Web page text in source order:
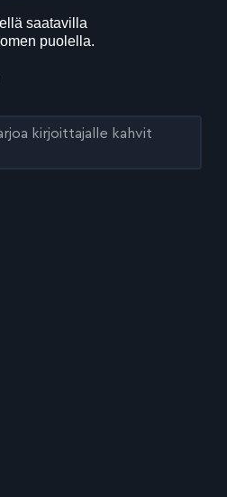
kirjoittajalle kahvit